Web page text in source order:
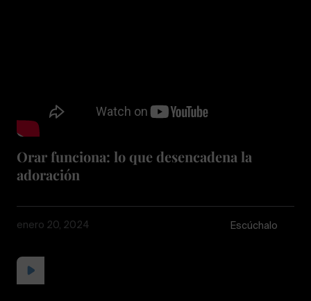
Orar funciona: lo que desencadena la
adoración
enero 20, 2024 Escúchalo